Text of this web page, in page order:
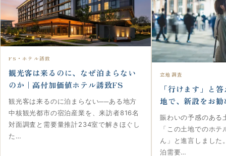
FS・ホテル誘致
観光客は来るのに、なぜ泊まらない
のか｜高付加価値ホテル誘致FS
観光客は来るのに泊まらない──ある地方
中核観光都市の宿泊産業を、来訪者816名
対面調査と需要量推計234室で解きほぐし
た…
立地調査
「行けます」と
地で、新設をお
賑わいの予感のある
「この土地でのホ
ん」と進言しました
泊需要…